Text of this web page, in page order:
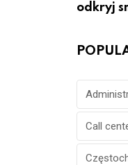
odkryj
Call